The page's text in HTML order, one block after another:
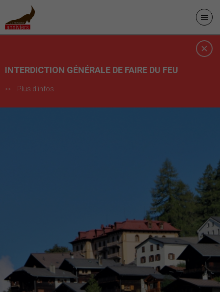
INTERDICTION GÉNÉRALE DE FAIRE DU FEU
Plus d'infos